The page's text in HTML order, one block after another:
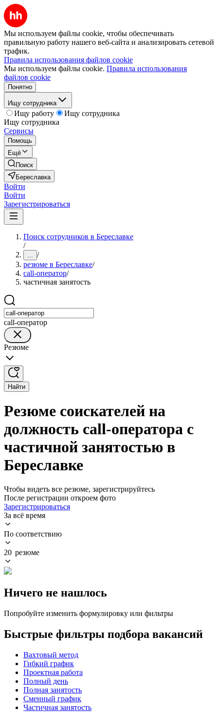
Мы используем файлы cookie, чтобы обеспечивать
правильную работу нашего веб-сайта и анализировать сетевой
трафик.
Правила использования файлов cookie
Мы используем файлы cookie. Правила использования
файлов cookie
Понятно
Ищу сотрудника
Ищу работу
Ищу сотрудника
Ищу сотрудника
Сервисы
Помощь
Ещё
Поиск
Береславка
Войти
Войти
Зарегистрироваться
Поиск сотрудников в Береславке
/
... /
резюме в Береславке/
call-оператор/
частичная занятость
call-оператор
Резюме
Найти
Резюме соискателей на
должность call-оператора с
частичной занятостью в
Береславке
Чтобы видеть все резюме, зарегистрируйтесь
После регистрации откроем фото
Зарегистрироваться
За всё время
По соответствию
20 резюме
Ничего не нашлось
Попробуйте изменить формулировку или фильтры
Быстрые фильтры подбора вакансий
Вахтовый метод
Гибкий график
Проектная работа
Полный день
Полная занятость
Сменный график
Частичная занятость